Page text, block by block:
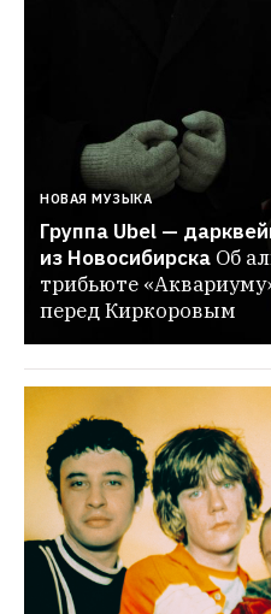
НОВАЯ МУЗЫКА
Группа Ubel —
из Новосибирска Об
трибьюте
перед Киркоровым